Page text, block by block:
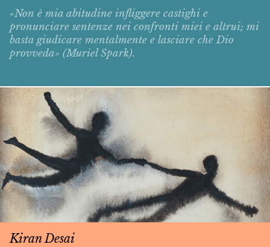
«Non è mia abitudine infliggere castighi e
pronunciare sentenze nei confronti miei e altrui; mi
basta giudicare mentalmente e lasciare che Dio
provveda» (Muriel Spark).
Kiran Desai